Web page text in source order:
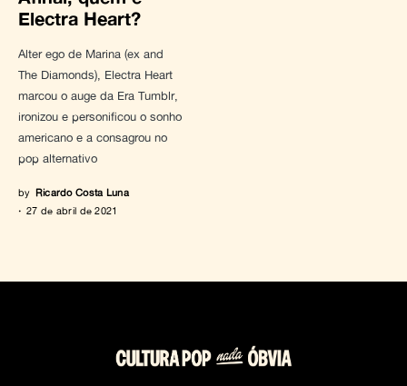
Electra Heart?
Alter ego de Marina (ex and
The Diamonds), Electra Heart
marcou o auge da Era Tumblr,
ironizou e personificou o sonho
americano e a consagrou no
pop alternativo
by Ricardo Costa Luna
27 de abril de 2021